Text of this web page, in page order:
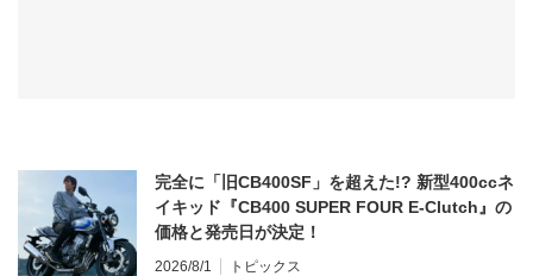
完全に「旧CB400SF」を超えた!? 新型400ccネ
イキッド『CB400 SUPER FOUR E-Clutch』の
価格と発売日が決定！
2026/8/1 トピックス